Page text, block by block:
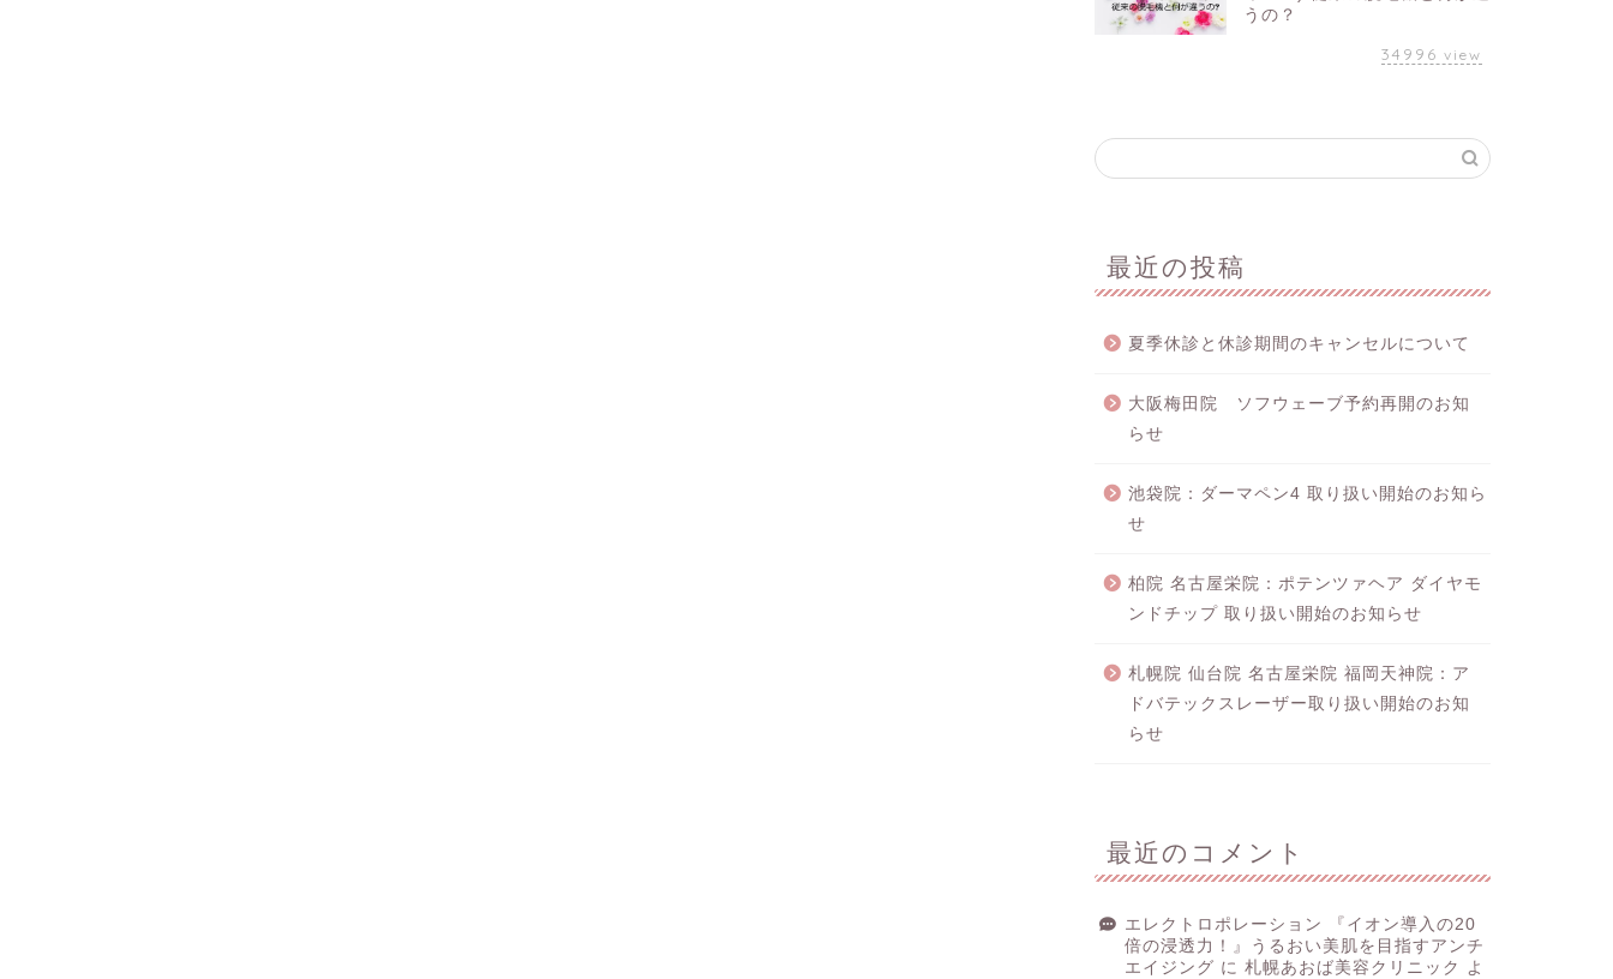
うの？
34996 view
最近の投稿
夏季休診と休診期間のキャンセルについて
大阪梅田院 ソフウェーブ予約再開のお知
らせ
池袋院：ダーマペン4 取り扱い開始のお知ら
せ
柏院 名古屋栄院：ポテンツァヘア ダイヤモ
ンドチップ 取り扱い開始のお知らせ
札幌院 仙台院 名古屋栄院 福岡天神院：ア
ドバテックスレーザー取り扱い開始のお知
らせ
最近のコメント
エレクトロポレーション 『イオン導入の20
倍の浸透力！』うるおい美肌を目指すアンチ
エイジング に 札幌あおば美容クリニック
よ